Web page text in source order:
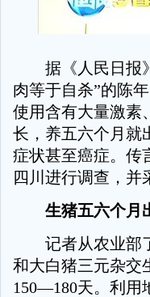
据《人民日报》
肉等于自杀”的陈
使用含有大量激素
长，养五六个月就
症状甚至癌症。传
四川进行调查，并
生猪五六个月
记者从农业部了
和大白猪三元杂交
150—180天。利用